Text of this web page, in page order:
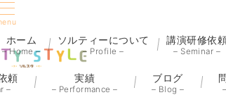
頼
–
実績
– Performance –
ブログ
– Blog –
ホーム
– Home –
ソルティーについて
– Profile –
講演研修依
– Seminar –